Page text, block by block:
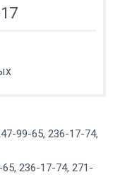
99-65, 236-17-74,
236-17-74, 271-